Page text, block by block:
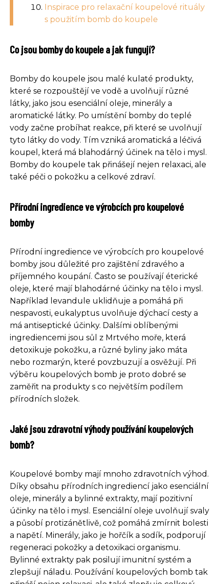
Inspirace pro relaxační koupelové rituály
s použitím bomb do koupele
Co jsou bomby do koupele a jak fungují?
Bomby do koupele jsou malé kulaté produkty,
které se rozpouštějí ve vodě a uvolňují různé
látky, jako jsou esenciální oleje, minerály a
aromatické látky. Po umístění bomby do teplé
vody začne probíhat reakce, při které se uvolňují
tyto látky do vody. Tím vzniká aromatická a léčivá
koupel, která má blahodárný účinek na tělo i mysl.
Bomby do koupele tak přinášejí nejen relaxaci, ale
také péči o pokožku a celkové zdraví.
Přírodní ingredience ve výrobcích pro koupelové
bomby
Přírodní ingredience ve výrobcích pro koupelové
bomby jsou důležité pro zajištění zdravého a
příjemného koupání. Často se používají éterické
oleje, které mají blahodárné účinky na tělo i mysl.
Například levandule uklidňuje a pomáhá při
nespavosti, eukalyptus uvolňuje dýchací cesty a
má antiseptické účinky. Dalšími oblíbenými
ingrediencemi jsou sůl z Mrtvého moře, která
detoxikuje pokožku, a různé byliny jako máta
nebo rozmarýn, které povzbuzují a osvěžují. Při
výběru koupelových bomb je proto dobré se
zaměřit na produkty s co největším podílem
přírodních složek.
Jaké jsou zdravotní výhody používání koupelových
bomb?
Koupelové bomby mají mnoho zdravotních výhod.
Díky obsahu přírodních ingrediencí jako esenciální
oleje, minerály a bylinné extrakty, mají pozitivní
účinky na tělo i mysl. Esenciální oleje uvolňují svaly
a působí protizánětlivě, což pomáhá zmírnit bolesti
a napětí. Minerály, jako je hořčík a sodík, podporují
regeneraci pokožky a detoxikaci organismu.
Bylinné extrakty pak posilují imunitní systém a
zlepšují náladu. Používání koupelových bomb tak